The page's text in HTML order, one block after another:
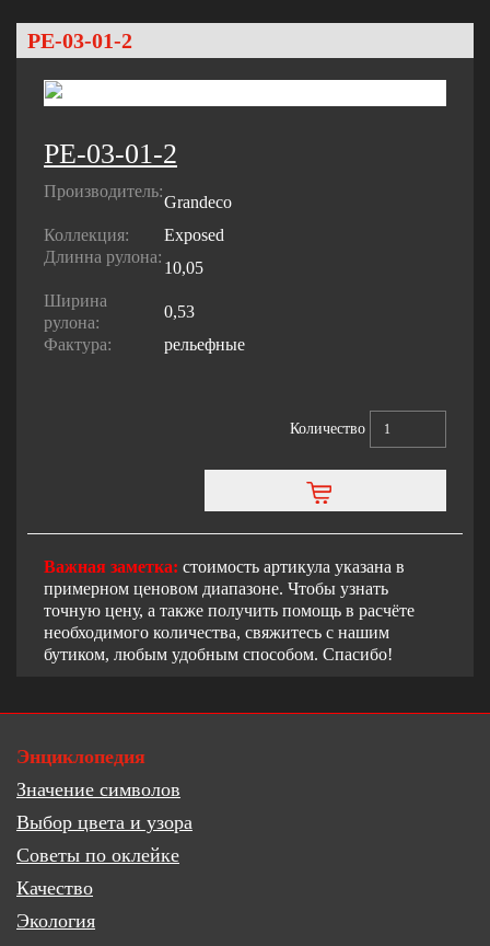
PE-03-01-2
PE-03-01-2
Производитель:
Grandeco
Коллекция:
Exposed
Длинна рулона:
10,05
Ширина
рулона:
0,53
Фактура:
рельефные
Количество
Важная заметка: стоимость артикула указана в
примерном ценовом диапазоне. Чтобы узнать
точную цену, а также получить помощь в расчёте
необходимого количества, свяжитесь с нашим
бутиком, любым удобным способом. Спасибо!
Энциклопедия
Значение символов
Выбор цвета и узора
Советы по оклейке
Качество
Экология